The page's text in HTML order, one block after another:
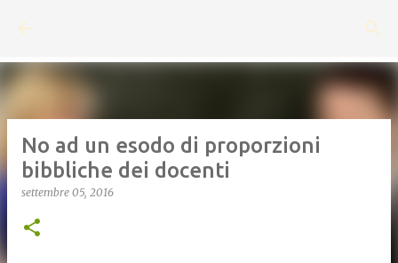
No ad un esodo di proporzioni
bibbliche dei docenti
settembre 05, 2016